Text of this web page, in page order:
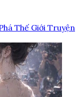
Thế Giới Truyện